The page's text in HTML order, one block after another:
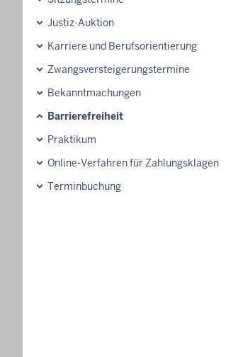
Justiz-Auktion
Karriere und Berufsorientierung
Zwangsversteigerungstermine
Bekanntmachungen
Barrierefreiheit
Praktikum
Online-Verfahren für Zahlungsklagen
Terminbuchung